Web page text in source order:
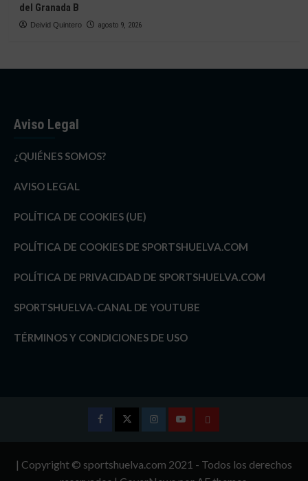
del Granada B
Deivid Quintero agosto 9, 2026
Aviso Legal
¿QUIÉNES SOMOS?
AVISO LEGAL
POLÍTICA DE COOKIES (UE)
POLÍTICA DE COOKIES DE SPORTSHUELVA.COM
POLÍTICA DE PRIVACIDAD DE SPORTSHUELVA.COM
SPORTSHUELVA-CANAL DE YOUTUBE
TÉRMINOS Y CONDICIONES DE USO
InstagramYoutubeTÉRMINOS
CONDICIONES
| Copyright © sportshuelva.com 2021 - Todos los derechos